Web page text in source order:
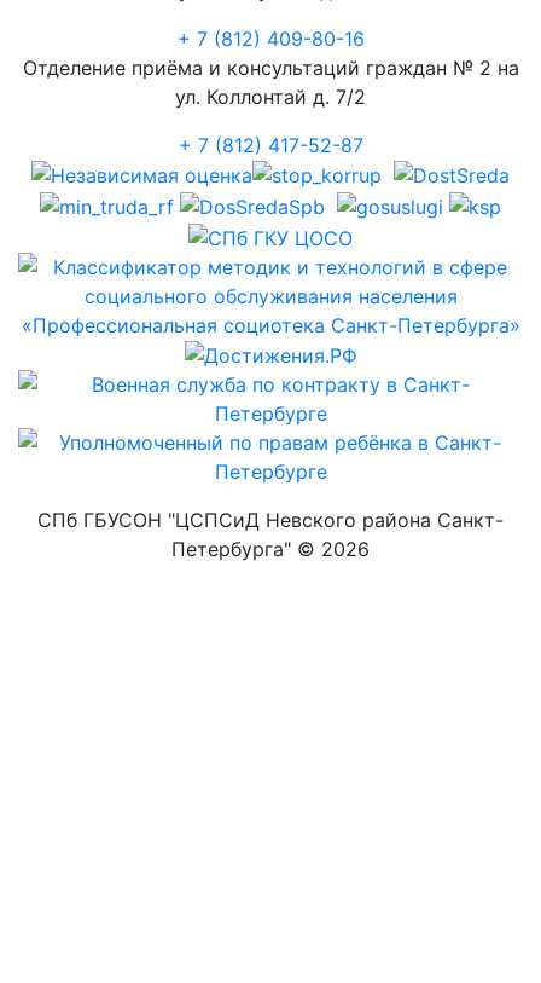
+ 7 (812) 409-80-16
Отделение приёма и консультаций граждан № 2 на
ул. Коллонтай д. 7/2
+ 7 (812) 417-52-87
СПб ГБУСОН "ЦСПСиД Невского района Санкт-
Петербурга" © 2026